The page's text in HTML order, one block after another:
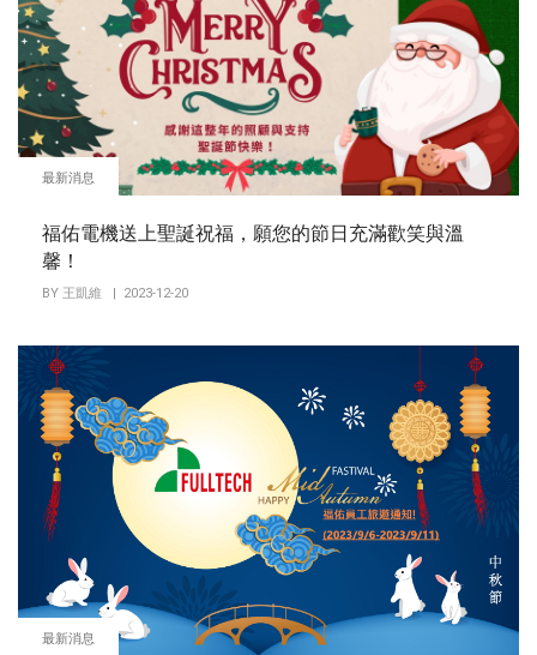
最新消息
福佑電機送上聖誕祝福，願您的節日充滿歡笑與溫
馨！
BY 王凱維 | 2023-12-20
最新消息